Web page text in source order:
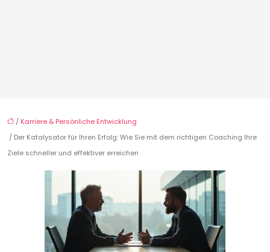
/ Karriere & Persönliche Entwicklung
/ Der Katalysator für Ihren Erfolg: Wie Sie mit dem richtigen Coaching Ihre
Ziele schneller und effektiver erreichen